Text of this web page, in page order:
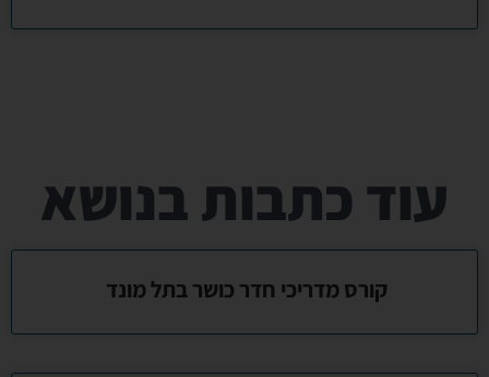
עוד כתבות בנושא
קורס מדריכי חדר כושר בתל מונד